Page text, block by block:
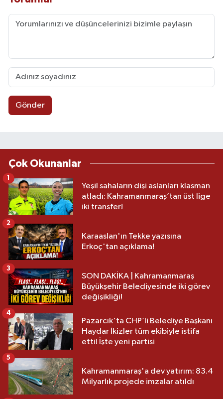
Gönder
Çok Okunanlar
Yeşil sahaların dişi aslanları klasman
atladı: Kahramanmaraş’tan üst lige
iki transfer!
Karaaslan'ın Tekke yazısına
Erkoç'tan açıklama!
2
SON DAKİKA | Kahramanmaraş
Büyükşehir Belediyesinde iki görev
değişikliği!
3
Pazarcık'ta CHP’li Belediye Başkanı
Haydar İkizler tüm ekibiyle istifa
etti! İşte yeni partisi
4
Kahramanmaraş'a dev yatırım: 83.4
Milyarlık projede imzalar atıldı
5